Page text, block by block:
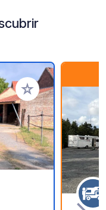
Añadir a tus